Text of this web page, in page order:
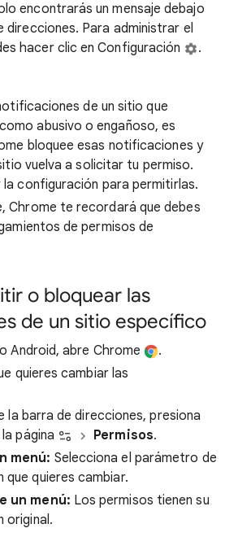
encontrarás un mensaje debajo
direcciones. Para administrar el
hacer clic en Configuración
.
de un sitio que
abusivo o engañoso, es
bloquee esas notificaciones y
vuelva a solicitar tu permiso.
la configuración para permitirlas.
Chrome te recordará que debes
de permisos de
o bloquear las
de un sitio específico
Android, abre Chrome
.
quieres cambiar las
la barra de direcciones, presiona
página
Permisos.
menú: Selecciona el parámetro de
que quieres cambiar.
un menú: Los permisos tienen su
original.